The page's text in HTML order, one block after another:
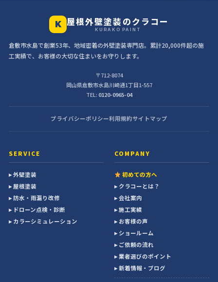
K 屋根外壁塗装のクラコー
KURAKO PAINT
倉敷市水島で創業53年、地域密着の外壁塗装専門店。累計20,000件超の施
工実績で、お客様の大切な住まいをお守りします。
〒712-8074
岡山県倉敷市水島川崎通1丁目1-557
TEL: 0120-0965-04
プライバシーポリシー利用規約サイトマップ
SERVICE
▸ 外壁塗装
▸ 屋根塗装
▸ 防水・雨漏り改修
▸ ドローン点検・診断
▸ カラーシミュレーション
COMPANY
初めての方へ
▸ クラコーとは？
▸ 会社案内
▸ 施工実績
▸ お客様の声
▸ ショールーム
▸ ご依頼の流れ
▸ 業者選びのポイント
▸ 新着情報・ブログ